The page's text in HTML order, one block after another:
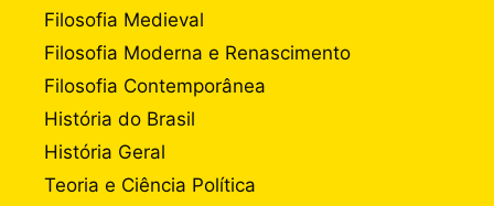
Filosofia Medieval
Filosofia Moderna e Renascimento
Filosofia Contemporânea
História do Brasil
História Geral
Teoria e Ciência Política